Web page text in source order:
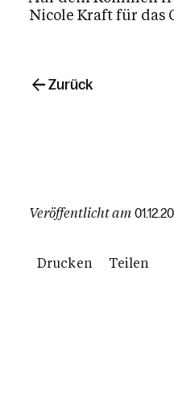
Veröffentlicht am
Drucken Teilen
Nicole Kraft für das
Zurück